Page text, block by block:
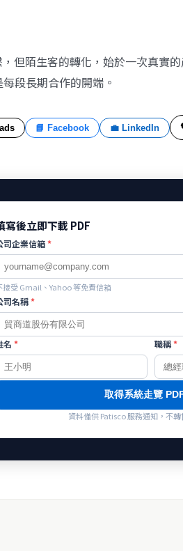
但陌生客的轉化，始於一次真實
段長期合作的開端。
📘 Facebook 💼 LinkedIn
寫後立即下載 PDF
司企業信箱*
接受 Gmail、Yahoo 等免費信箱
司名稱*
名 * 職稱*
取得系統走覽
資料僅供 Patisco 服務通知，不